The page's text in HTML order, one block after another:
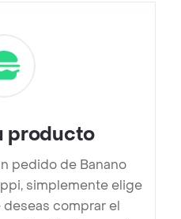
producto
pedido de Banano
simplemente elige
deseas comprar el